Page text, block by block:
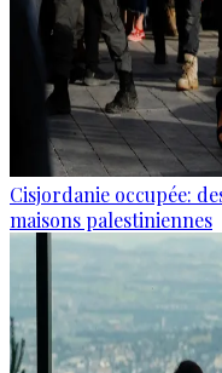
Cisjordanie occupée:
maisons palestiniennes